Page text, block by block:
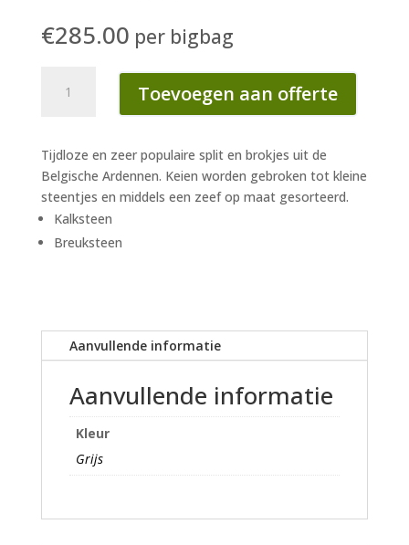
€285.00 per bigbag
brokjes
grijs
aantal
Toevoegen aan offerte
Tijdloze en zeer populaire split en brokjes uit de
Belgische Ardennen. Keien worden gebroken tot kleine
steentjes en middels een zeef op maat gesorteerd.
Kalksteen
Breuksteen
Aanvullende informatie
Aanvullende informatie
Kleur
Grijs